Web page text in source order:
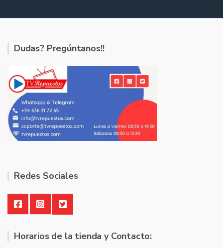
Dudas? Pregúntanos!!
Redes Sociales
Horarios de la tienda y Contacto: